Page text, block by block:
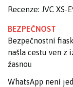
Recenze: JVC
BEZPEČNOST
Bezpečnostní
našla cestu ven z
žasnou
WhatsApp není